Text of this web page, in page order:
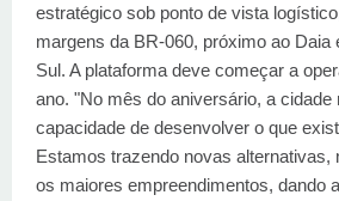
estratégico sob ponto de vista
margens da BR-060, próximo ao Daia
Sul. A plataforma deve começar a
ano. "No mês do aniversário, a cidade
capacidade de desenvolver o que
Estamos trazendo novas alternativas,
os maiores empreendimentos, dando